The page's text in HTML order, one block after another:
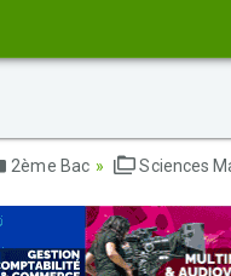
2ème Bac Sciences